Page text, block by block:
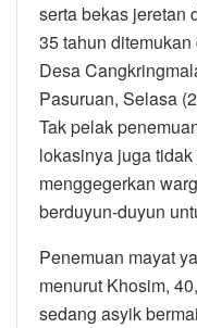
serta bekas jeretan
35 tahun
Desa
Pasuruan, Selasa
Tak pelak
lokasinya juga
menggegerkan
berduyun-duyun
Penemuan mayat
menurut Khosim,
sedang asyik